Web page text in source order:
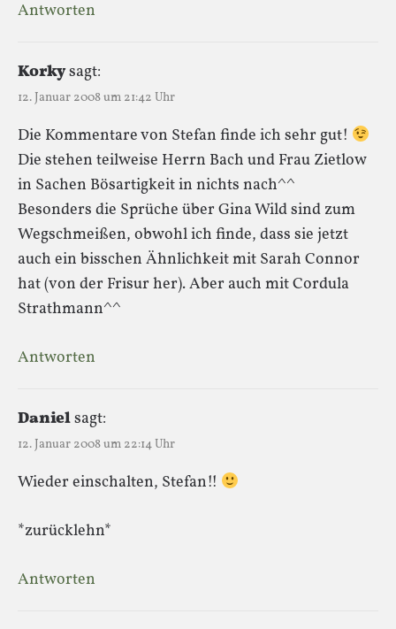
Antworten
Korkysagt:
12. Januar 2008 um 21:42 Uhr
Die Kommentare von Stefan finde ich sehr gut!
Die stehen teilweise Herrn Bach und Frau Zietlow
in Sachen Bösartigkeit in nichts nach^^
Besonders die Sprüche über Gina Wild sind zum
Wegschmeißen, obwohl ich finde, dass sie jetzt
auch ein bisschen Ähnlichkeit mit Sarah Connor
hat (von der Frisur her). Aber auch mit Cordula
Strathmann^^
Antworten
Danielsagt:
12. Januar 2008 um 22:14 Uhr
Wieder einschalten, Stefan!!
*zurücklehn*
Antworten